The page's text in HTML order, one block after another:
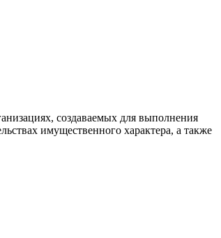
создаваемых для выполнения
имущественного характера, а также